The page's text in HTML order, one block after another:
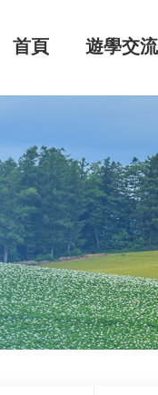
首頁 遊學交流